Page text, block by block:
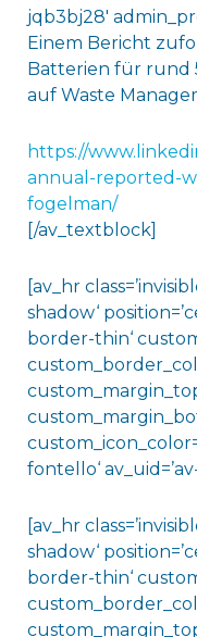
jqb3bj28′
Einem Bericht
Batterien für rund
auf Waste
https://
annual-reported-
fogelman/
[/av_textblock]
[av_hr
shadow‘
border-thin‘
fontello‘
[av_hr
shadow‘
border-thin‘